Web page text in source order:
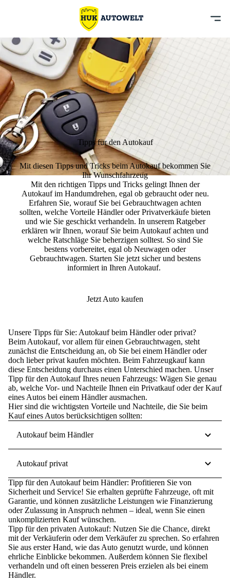
Tipps für den Autokauf
Mit diesen Tipps und Tricks beim Autokauf bekommen Sie
Ihr Wunschfahrzeug
Mit den richtigen Tipps und Tricks gelingt Ihnen der
Autokauf im Handumdrehen, egal ob gebraucht oder neu.
Erfahren Sie, worauf Sie bei Gebrauchtwagen achten
sollten, welche Vorteile Händler oder Privatverkäufe bieten
und wie Sie geschickt verhandeln. In unserem Ratgeber
erklären wir Ihnen, worauf Sie beim Autokauf achten und
welche Ratschläge Sie beherzigen solltest. So sind Sie
bestens vorbereitet, egal ob Neuwagen oder
Gebrauchtwagen. Starten Sie jetzt sicher und bestens
informiert in Ihren Autokauf.
Jetzt Auto kaufen
Unsere Tipps für Sie: Autokauf beim Händler oder privat?
Beim Autokauf, vor allem für einen Gebrauchtwagen, steht
zunächst die Entscheidung an, ob Sie bei einem Händler oder
doch lieber privat kaufen möchten. Beim Fahrzeugkauf kann
diese Entscheidung durchaus einen Unterschied machen. Unser
Tipp für den Autokauf Ihres neuen Fahrzeugs: Wägen Sie genau
ab, welche Vor- und Nachteile Ihnen ein Privatkauf oder der Kauf
eines Autos bei einem Händler ausmachen.
Hier sind die wichtigsten Vorteile und Nachteile, die Sie beim
Kauf eines Autos berücksichtigen sollten:
Autokauf beim Händler
Autokauf privat
Tipp für den Autokauf beim Händler: Profitieren Sie von
Sicherheit und Service! Sie erhalten geprüfte Fahrzeuge, oft mit
Garantie, und können zusätzliche Leistungen wie Finanzierung
oder Zulassung in Anspruch nehmen – ideal, wenn Sie einen
unkomplizierten Kauf wünschen.
Tipp für den privaten Autokauf: Nutzen Sie die Chance, direkt
mit der Verkäuferin oder dem Verkäufer zu sprechen. So erfahren
Sie aus erster Hand, wie das Auto genutzt wurde, und können
ehrliche Einblicke bekommen. Außerdem können Sie flexibel
verhandeln und oft einen besseren Preis erzielen als bei einem
Händler.